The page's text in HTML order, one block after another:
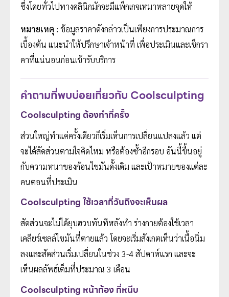
ซึ่งโดยทั่วไปทางคลินิกมักจะมีแพ็กเกจเหมาหลายจุดให้
หมายเหตุ : ข้อมูลราคาดังกล่าวเป็นเพียงการประมาณการ
เบื้องต้น แนะนำให้ปรึกษาเจ้าหน้าที่ เพื่อประเมินและเช็กรา
คาที่แน่นอนก่อนเข้ารับบริการ
คำถามที่พบบ่อยเกี่ยวกับ Coolsculpting
Coolsculpting ต้องทํากี่ครั้ง
ส่วนใหญ่ทำแค่ครั้งเดียวก็เริ่มเห็นการเปลี่ยนแปลงแล้ว แต่
จะได้สัดส่วนตามใจคิดไหม หรือต้องซ้ำอีกรอบ อันนี้ขึ้นอยู่
กับความหนาของก้อนไขมันดั้งเดิม และเป้าหมายของแต่ละ
คนตอนที่ประเมิน
Coolsculpting ใช้เวลากี่วันถึงจะเห็นผล
สัดส่วนจะไม่ได้ยุบฮวบทันทีหลังทำ ร่างกายต้องใช้เวลา
เคลียร์เซลล์ไขมันที่ตายแล้ว โดยจะเริ่มสังเกตเห็นว่าเนื้อนิ่ม
ลงและสัดส่วนเริ่มเปลี่ยนในช่วง 3-4 สัปดาห์แรก และจะ
เห็นผลลัพธ์เต็มที่ประมาณ 3 เดือน
Coolsculpting หน้าท้อง กี่หนีบ